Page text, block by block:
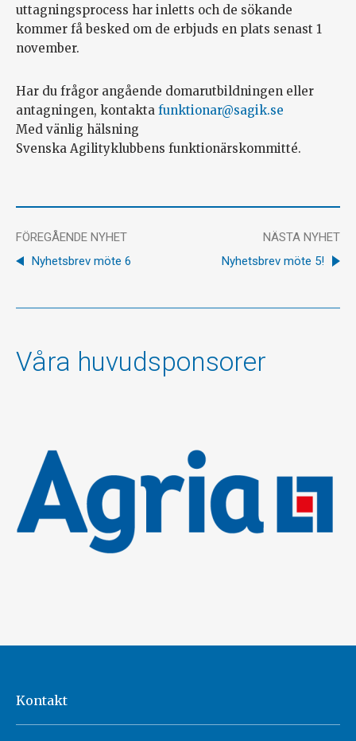
uttagningsprocess har inletts och de sökande
kommer få besked om de erbjuds en plats senast 1
november.
Har du frågor angående domarutbildningen eller
antagningen, kontakta funktionar@sagik.se
Med vänlig hälsning
Svenska Agilityklubbens funktionärskommitté.
FÖREGÅENDE NYHET
Nyhetsbrev möte 6
NÄSTA NYHET
Nyhetsbrev möte 5!
Våra huvudsponsorer
Kontakt